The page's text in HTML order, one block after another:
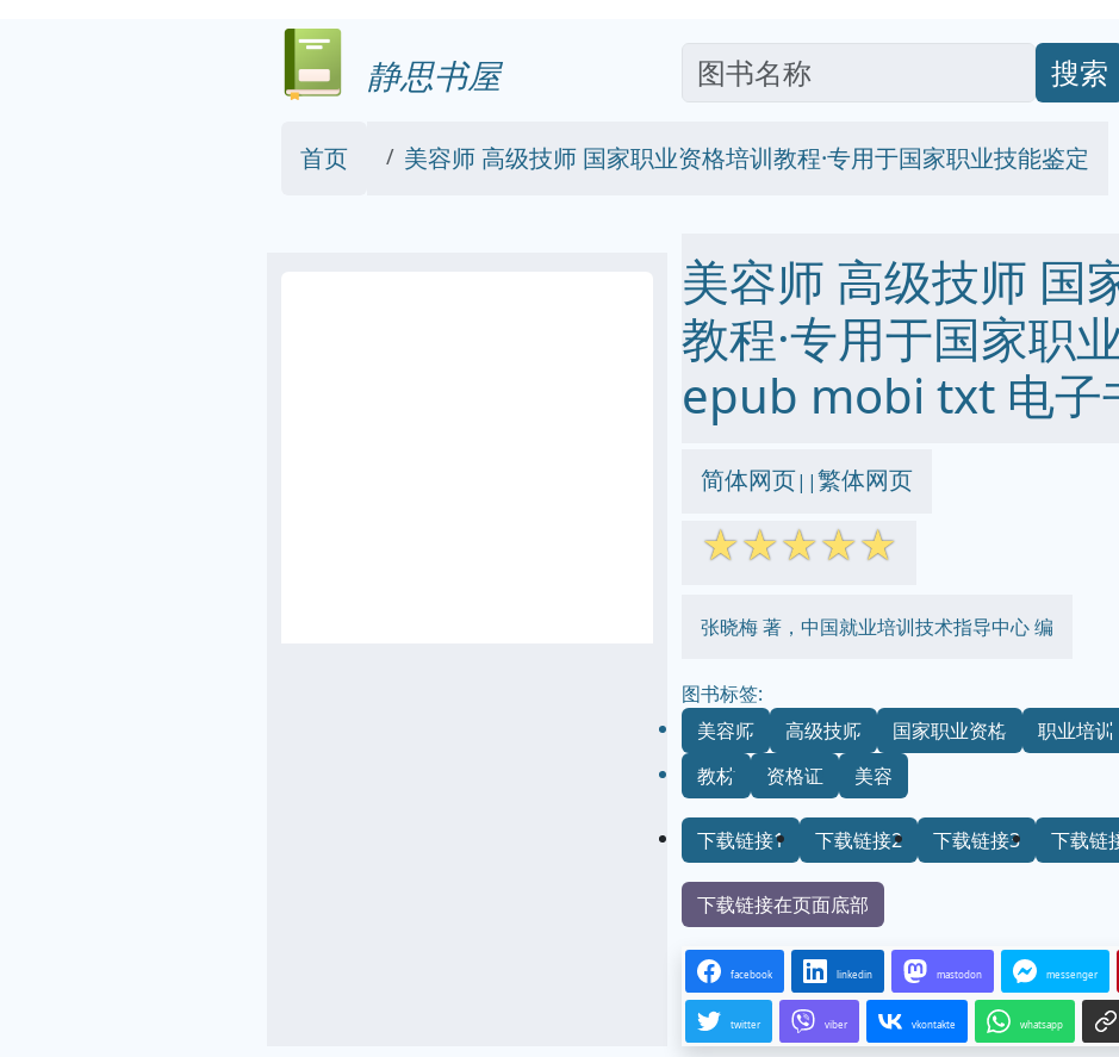
静思书屋 搜索
首页 美容师 高级技师 国家职业资格培训教程·专用于国家职业技能鉴定
美容师 高级技师 国
教程·专用于国家职
epub mobi txt 电子
简体网页||繁体网页
☆☆☆☆☆
张晓梅 著，中国就业培训技术指导中心 编
图书标签:
美容师
高级技师 国家职业资格 职业培训
教材
资格证 美容
下载链接1 下载链接2 下载链接3 下载链
下载链接在页面底部
facebook linkedin mastodon messenger
twitter viber vkontakte whatsapp